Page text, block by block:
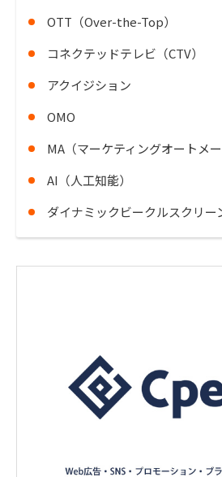
OTT（Over-the-Top）
コネクテッドテレビ（CTV）
アクイジション
OMO
MA（マーケティングオートメー
AI（人工知能）
ダイナミックビークルスクリー